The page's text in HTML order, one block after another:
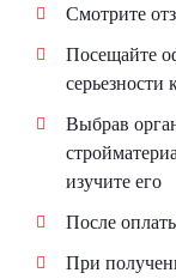
Смотрите
Посещайте
серьезности
Выбрав
изучите его
После
При